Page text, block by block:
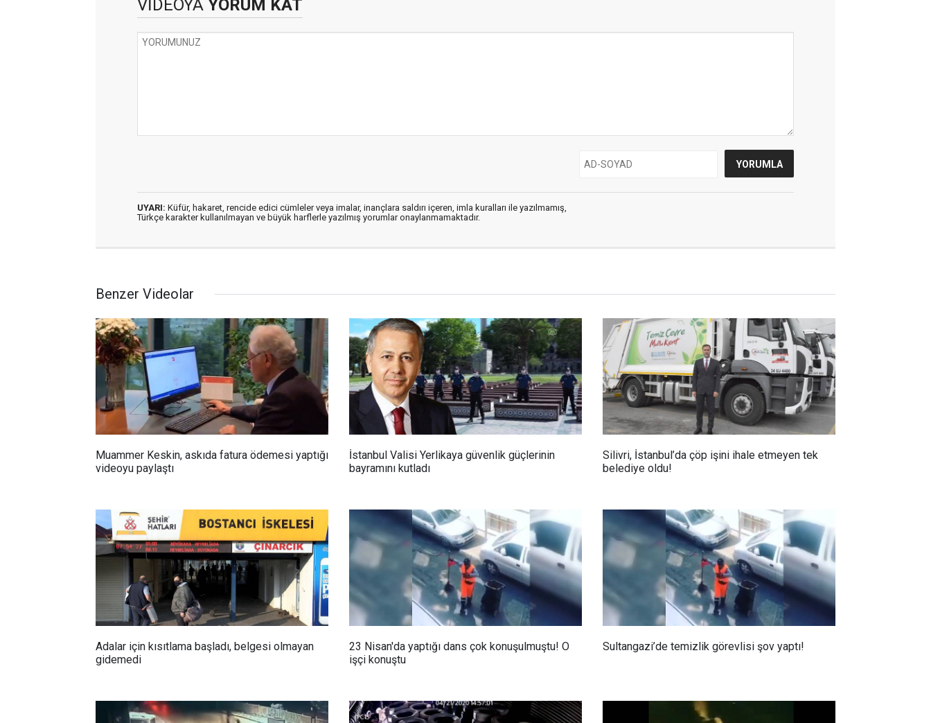
VİDEOYA YORUM KAT
UYARI: Küfür, hakaret, rencide edici cümleler veya imalar, inançlara saldırı içeren, imla kuralları ile yazılmamış,
Türkçe karakter kullanılmayan ve büyük harflerle yazılmış yorumlar onaylanmamaktadır.
Benzer Videolar
Muammer Keskin, askıda fatura ödemesi yaptığı
videoyu paylaştı
İstanbul Valisi Yerlikaya güvenlik güçlerinin
bayramını kutladı
Silivri, İstanbul’da çöp işini ihale etmeyen tek
belediye oldu!
Adalar için kısıtlama başladı, belgesi olmayan
gidemedi
23 Nisan'da yaptığı dans çok konuşulmuştu! O
işçi konuştu
Sultangazi’de temizlik görevlisi şov yaptı!